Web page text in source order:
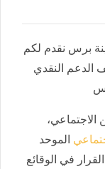
برس نقدم لكم
الدعم النقدي
الاجتماعي،
الموحد
12 لسنة 2025، ونشر القرار في الوقائع